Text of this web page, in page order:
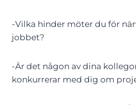
-Vilka hinder möter du för
jobbet?
-Är det någon av dina
konkurrerar med dig om